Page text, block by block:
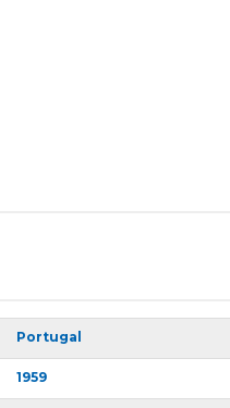
Portugal
1959